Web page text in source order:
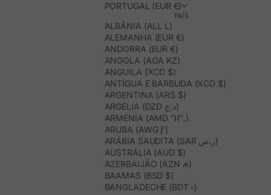
PORTUGAL (EUR €)
PAÍS
ALBÂNIA (ALL L)
ALEMANHA (EUR €)
ANDORRA (EUR €)
ANGOLA (AOA KZ)
ANGUILA (XCD $)
ANTÍGUA E BARBUDA (XCD $)
ARGENTINA (ARS $)
ARGÉLIA (DZD د.ج)
ARMÉNIA (AMD ԴՐ.)
ARUBA (AWG Ƒ)
ARÁBIA SAUDITA (SAR ر.س)
AUSTRÁLIA (AUD $)
AZERBAIJÃO (AZN ₼)
BAAMAS (BSD $)
BANGLADECHE (BDT ৳)